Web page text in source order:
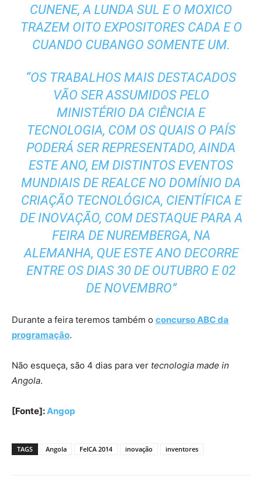
CUNENE, A LUNDA SUL E O MOXICO
TRAZEM OITO EXPOSITORES CADA E O
CUANDO CUBANGO SOMENTE UM.
“OS TRABALHOS MAIS DESTACADOS
VÃO SER ASSUMIDOS PELO
MINISTÉRIO DA CIÊNCIA E
TECNOLOGIA, COM OS QUAIS O PAÍS
PODERÁ SER REPRESENTADO, AINDA
ESTE ANO, EM DISTINTOS EVENTOS
MUNDIAIS DE REALCE NO DOMÍNIO DA
CRIAÇÃO TECNOLÓGICA, CIENTÍFICA E
DE INOVAÇÃO, COM DESTAQUE PARA A
FEIRA DE NUREMBERGA, NA
ALEMANHA, QUE ESTE ANO DECORRE
ENTRE OS DIAS 30 DE OUTUBRO E 02
DE NOVEMBRO”
Durante a feira teremos também o concurso ABC da
programação.
Não esqueça, são 4 dias para ver tecnologia made in
Angola.
[Fonte]:Angop
TAGS Angola FeICA 2014 inovação inventores